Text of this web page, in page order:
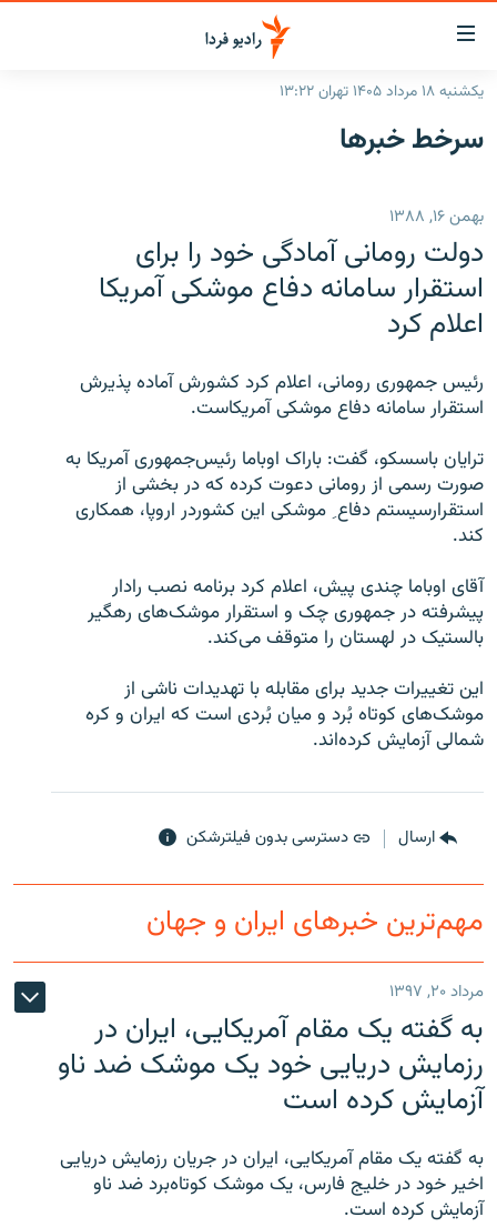
لینک‌های
قابلیت
دسترسی
بازگشت
اصلی
رفتن
صفحه
جستجو
ایران
رادیو
انتخاب کنید و بشنوید
برنامه‌های رادیویی
پادکست
چندرسانه‌ای
گزارش‌های ویدئویی
English
به ما بپیوندید
زبان‌های دیگر
یکشنبه ۱۸ مرداد ۱۴۰۵ تهران ۱۳:۲۲
سرخط‌ خبرها
بهمن ۱۶, ۱۳۸۸
دولت رومانی آمادگی خود را برای
استقرار سامانه دفاع موشکی آمریکا
اعلام کرد
رئیس جمهوری رومانی، اعلام کرد کشورش آماده پذیرش
استقرار سامانه دفاع موشکی آمریکاست.
ترایان باسسکو، گفت: باراک اوباما رئیس‌جمهوری آمریکا به
صورت رسمی از رومانی دعوت کرده که در بخشی از
استقرارسیستم دفاع ِ موشکی این کشوردر اروپا، همکاری
کند.
آقای اوباما چندی پیش، اعلام کرد برنامه نصب رادار
پیشرفته در جمهوری چک و استقرار موشک‌های رهگیر
بالستیک در لهستان را متوقف می‌کند.
این تغییرات جدید برای مقابله با تهدیدات ناشی از
موشک‌های کوتاه بُرد و میان بُردی است که ایران و کره
شمالی آزمایش کرده‌اند.
ارسال دسترسی بدون فیلترشکن
مهم‌ترین خبرهای ایران و جهان
مرداد ۲۰, ۱۳۹۷
به گفته یک مقام آمریکایی، ایران در
رزمایش دریایی خود یک موشک ضد ناو
آزمایش کرده است
به گفته یک مقام آمریکایی، ایران در جریان رزمایش دریایی
اخیر خود در خلیج فارس، یک موشک کوتاه‌برد ضد ناو
آزمایش کرده است.